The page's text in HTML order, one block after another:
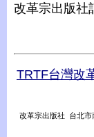
改革宗出版社
TRTF台灣改
改革宗出版社 台北市